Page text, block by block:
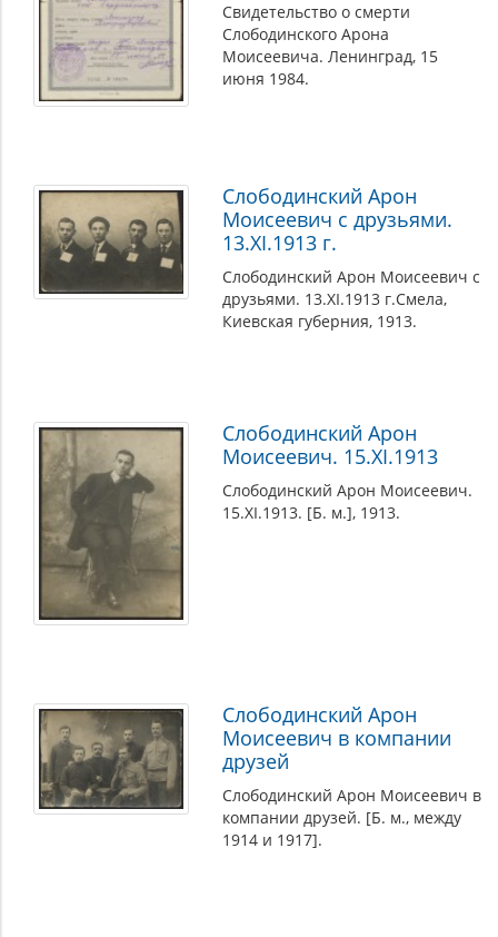
Свидетельство о смерти
Слободинского Арона
Моисеевича. Ленинград, 15
июня 1984.
Слободинский Арон
Моисеевич с друзьями.
13.XI.1913 г.
Слободинский Арон Моисеевич с
друзьями. 13.XI.1913 г.Смела,
Киевская губерния, 1913.
Слободинский Арон
Моисеевич. 15.XI.1913
Слободинский Арон Моисеевич.
15.XI.1913. [Б. м.], 1913.
Слободинский Арон
Моисеевич в компании
друзей
Слободинский Арон Моисеевич в
компании друзей. [Б. м., между
1914 и 1917].